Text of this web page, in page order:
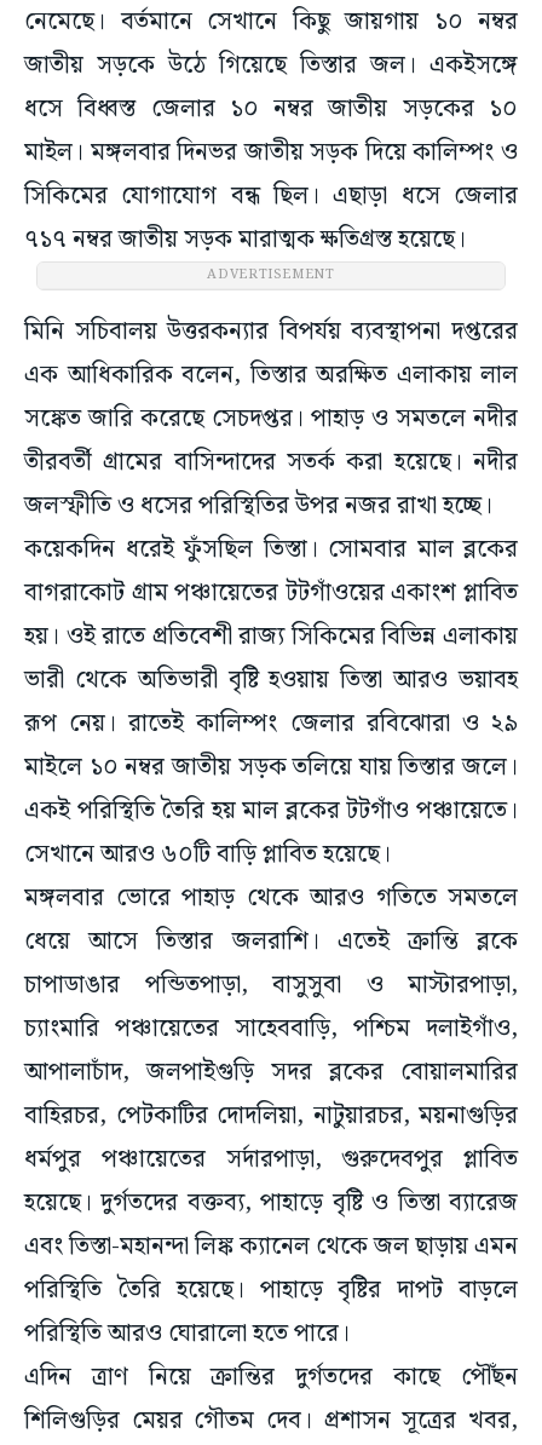
নেমেছে। বর্তমানে সেখানে কিছু জায়গায় ১০ নম্বর
জাতীয় সড়কে উঠে গিয়েছে তিস্তার জল। একইসঙ্গে
ধসে বিধ্বস্ত জেলার ১০ নম্বর জাতীয় সড়কের ১০
মাইল। মঙ্গলবার দিনভর জাতীয় সড়ক দিয়ে কালিম্পং ও
সিকিমের যোগাযোগ বন্ধ ছিল। এছাড়া ধসে জেলার
৭১৭ নম্বর জাতীয় সড়ক মারাত্মক ক্ষতিগ্রস্ত হয়েছে।
ADVERTISEMENT
মিনি সচিবালয় উত্তরকন্যার বিপর্যয় ব্যবস্থাপনা দপ্তরের
এক আধিকারিক বলেন, তিস্তার অরক্ষিত এলাকায় লাল
সঙ্কেত জারি করেছে সেচদপ্তর। পাহাড় ও সমতলে নদীর
তীরবর্তী গ্রামের বাসিন্দাদের সতর্ক করা হয়েছে। নদীর
জলস্ফীতি ও ধসের পরিস্থিতির উপর নজর রাখা হচ্ছে।
কয়েকদিন ধরেই ফুঁসছিল তিস্তা। সোমবার মাল ব্লকের
বাগরাকোট গ্রাম পঞ্চায়েতের টটগাঁওয়ের একাংশ প্লাবিত
হয়। ওই রাতে প্রতিবেশী রাজ্য সিকিমের বিভিন্ন এলাকায়
ভারী থেকে অতিভারী বৃষ্টি হওয়ায় তিস্তা আরও ভয়াবহ
রূপ নেয়। রাতেই কালিম্পং জেলার রবিঝোরা ও ২৯
মাইলে ১০ নম্বর জাতীয় সড়ক তলিয়ে যায় তিস্তার জলে।
একই পরিস্থিতি তৈরি হয় মাল ব্লকের টটগাঁও পঞ্চায়েতে।
সেখানে আরও ৬০টি বাড়ি প্লাবিত হয়েছে।
মঙ্গলবার ভোরে পাহাড় থেকে আরও গতিতে সমতলে
ধেয়ে আসে তিস্তার জলরাশি। এতেই ক্রান্তি ব্লকে
চাপাডাঙার পন্ডিতপাড়া, বাসুসুবা ও মাস্টারপাড়া,
চ্যাংমারি পঞ্চায়েতের সাহেববাড়ি, পশ্চিম দলাইগাঁও,
আপালাচাঁদ, জলপাইগুড়ি সদর ব্লকের বোয়ালমারির
বাহিরচর, পেটকাটির দোদলিয়া, নাটুয়ারচর, ময়নাগুড়ির
ধর্মপুর পঞ্চায়েতের সর্দারপাড়া, গুরুদেবপুর প্লাবিত
হয়েছে। দুর্গতদের বক্তব্য, পাহাড়ে বৃষ্টি ও তিস্তা ব্যারেজ
এবং তিস্তা-মহানন্দা লিঙ্ক ক্যানেল থেকে জল ছাড়ায় এমন
পরিস্থিতি তৈরি হয়েছে। পাহাড়ে বৃষ্টির দাপট বাড়লে
পরিস্থিতি আরও ঘোরালো হতে পারে।
এদিন ত্রাণ নিয়ে ক্রান্তির দুর্গতদের কাছে পৌঁছন
শিলিগুড়ির মেয়র গৌতম দেব। প্রশাসন সূত্রের খবর,